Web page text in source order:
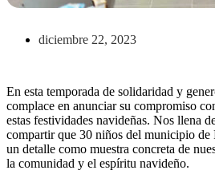
diciembre 22, 2023
En esta temporada de solidaridad y
complace en anunciar su compromiso
estas festividades navideñas. Nos llena
compartir que 30 niños del municipio de
un detalle como muestra concreta de
la comunidad y el espíritu navideño.